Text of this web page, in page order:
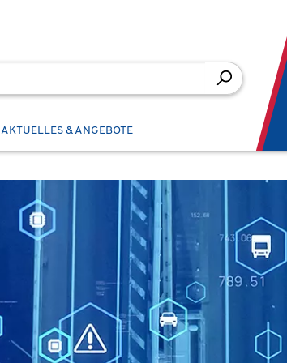
AKTUELLES & ANGEBOTE